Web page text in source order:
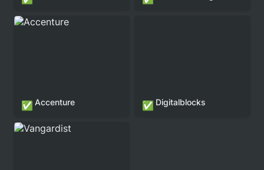
Accenture
✅ Accenture ✅ Digitalblocks
Vangardist